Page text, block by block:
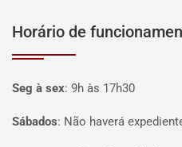
Horário de
Seg à sex: 9h às 17h30
Sábados: Não haverá